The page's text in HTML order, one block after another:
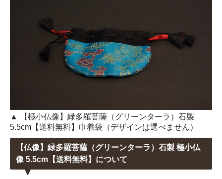
▲ 【極小仏像】緑多羅菩薩（グリーンターラ）石製
5.5cm【送料無料】巾着袋（デザインは選べません）
【仏像】緑多羅菩薩（グリーンターラ）石製 極小仏
像 5.5cm【送料無料】について